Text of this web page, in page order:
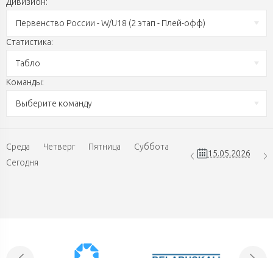
Первенство России - W/U18 (2 этап - Плей-офф)
Статистика:
Табло
Команды:
Выберите команду
Среда Четверг Пятница
Суббота
Сегодня